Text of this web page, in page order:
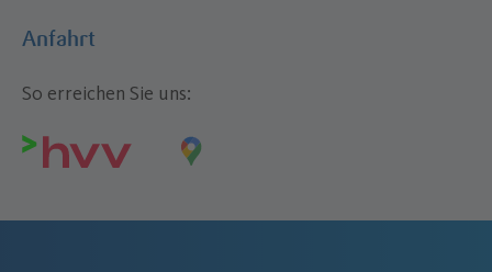
Anfahrt
So erreichen Sie uns: